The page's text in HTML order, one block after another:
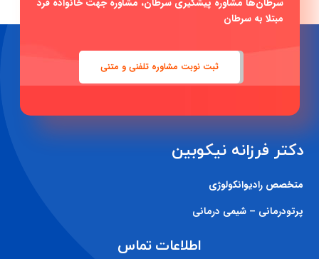
دکتر فرزانه نیکوبین
متخصص رادیوانکولوژی
پرتودرمانی – شیمی درمانی
روزهای یک شنبه-سه شنبه.